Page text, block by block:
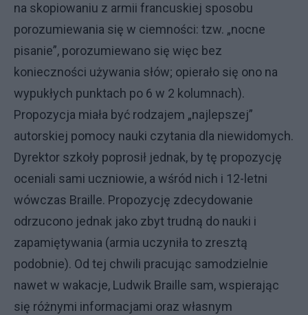
na skopiowaniu z armii francuskiej sposobu
porozumiewania się w ciemności: tzw. „nocne
pisanie”, porozumiewano się więc bez
konieczności używania słów; opierało się ono na
wypukłych punktach po 6 w 2 kolumnach).
Propozycja miała być rodzajem „najlepszej”
autorskiej pomocy nauki czytania dla niewidomych.
Dyrektor szkoły poprosił jednak, by tę propozycję
oceniali sami uczniowie, a wśród nich i 12-letni
wówczas Braille. Propozycję zdecydowanie
odrzucono jednak jako zbyt trudną do nauki i
zapamiętywania (armia uczyniła to zresztą
podobnie). Od tej chwili pracując samodzielnie
nawet w wakacje, Ludwik Braille sam, wspierając
się różnymi informacjami oraz własnym